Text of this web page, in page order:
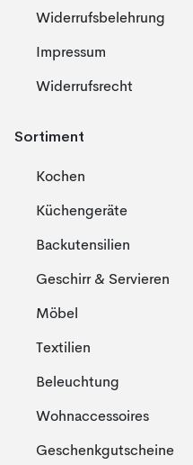
Widerrufsbelehrung
Impressum
Widerrufsrecht
Sortiment
Kochen
Küchengeräte
Backutensilien
Geschirr & Servieren
Möbel
Textilien
Beleuchtung
Wohnaccessoires
Geschenkgutscheine